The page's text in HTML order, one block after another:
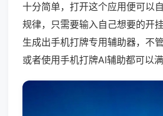
十分简单，打开这个应用便可以
规律，只需要输入自己想要的开
生成出手机打牌专用辅助器，不
或者使用手机打牌AI辅助都可以满